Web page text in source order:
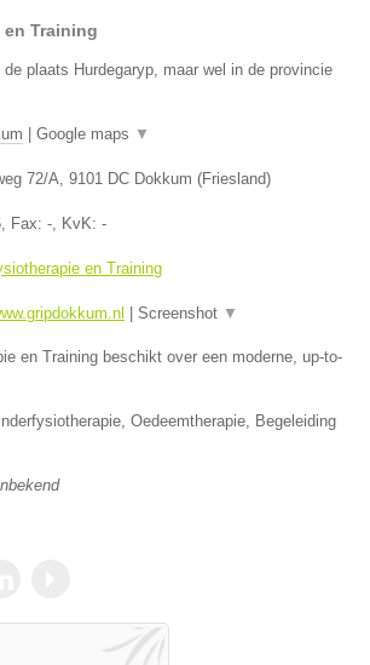
en Training
plaats Hurdegaryp, maar wel in de provincie
| Google maps ▼
72/A 9101 DC Dokkum (Friesland)
, Fax: - , KvK: -
en Training
| Screenshot ▼
en Training beschikt over een moderne, up-to-
Oedeemtherapie, Begeleiding